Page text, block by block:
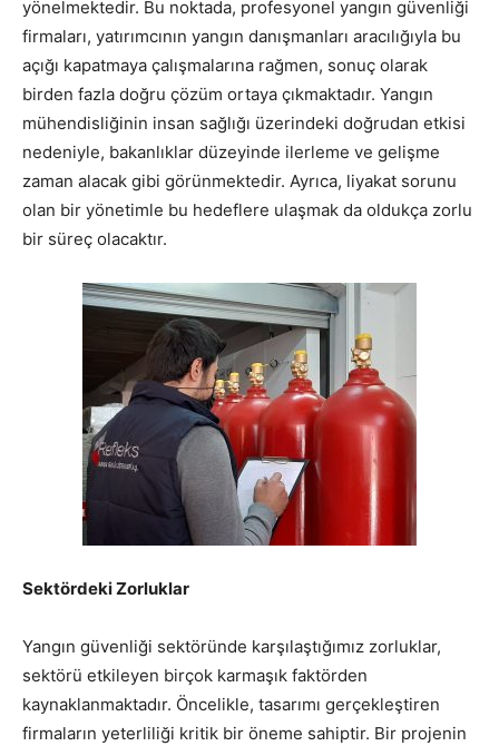
yönelmektedir. Bu noktada, profesyonel yangın güvenliği
firmaları, yatırımcının yangın danışmanları aracılığıyla bu
açığı kapatmaya çalışmalarına rağmen, sonuç olarak
birden fazla doğru çözüm ortaya çıkmaktadır. Yangın
mühendisliğinin insan sağlığı üzerindeki doğrudan etkisi
nedeniyle, bakanlıklar düzeyinde ilerleme ve gelişme
zaman alacak gibi görünmektedir. Ayrıca, liyakat sorunu
olan bir yönetimle bu hedeflere ulaşmak da oldukça zorlu
bir süreç olacaktır.
Sektördeki Zorluklar
Yangın güvenliği sektöründe karşılaştığımız zorluklar,
sektörü etkileyen birçok karmaşık faktörden
kaynaklanmaktadır. Öncelikle, tasarımı gerçekleştiren
firmaların yeterliliği kritik bir öneme sahiptir. Bir projenin